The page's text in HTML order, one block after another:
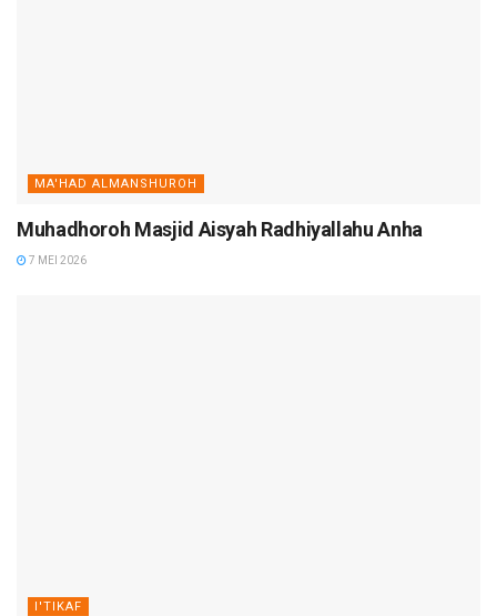
MA'HAD ALMANSHUROH
Muhadhoroh Masjid Aisyah Radhiyallahu Anha
7 MEI 2026
I'TIKAF